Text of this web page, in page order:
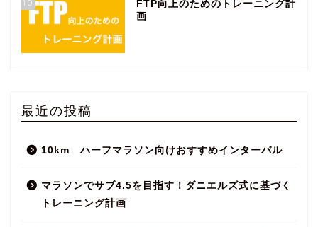
10
FTP向上のためのトレーニング計
画
最近の投稿
10km ハーフマラソン向けおすすめインターバル
マラソンでサブ4.5を目指す！ダニエルズ式に基づく
トレーニング計画